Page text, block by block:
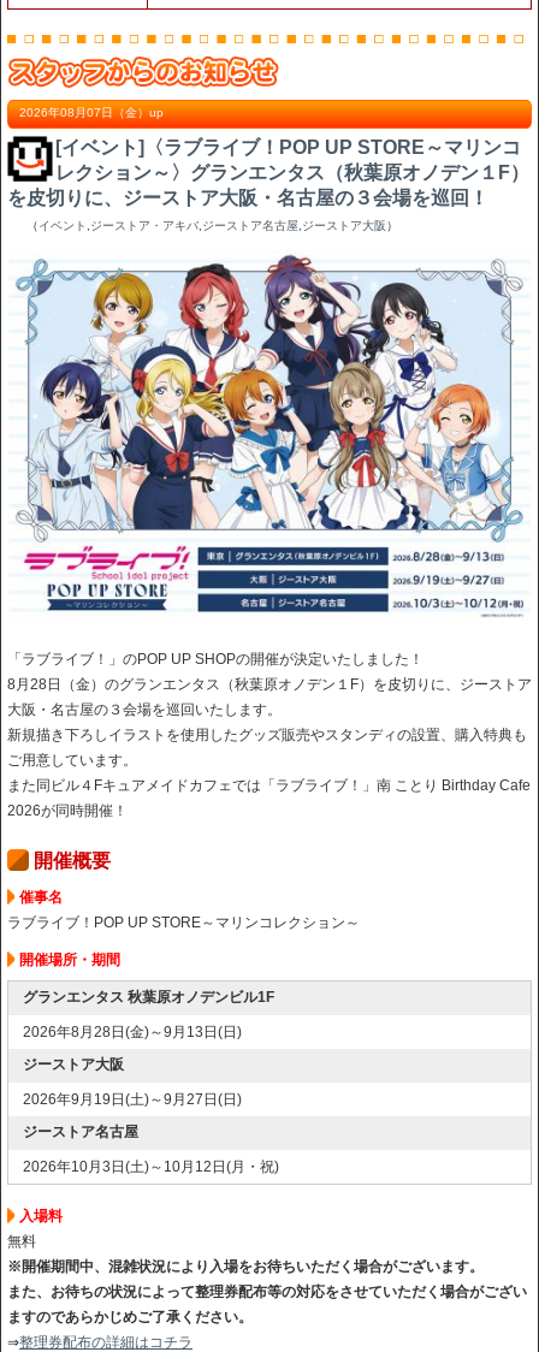
2026年08月07日（金）up
[イベント]〈ラブライブ！POP UP STORE～マリンコ
レクション～〉グランエンタス（秋葉原オノデン１F）
を皮切りに、ジーストア大阪・名古屋の３会場を巡回！
（イベント ジーストア・アキバ ジーストア名古屋 ジーストア大阪）
「ラブライブ！」のPOP UP SHOPの開催が決定いたしました！
8月28日（金）のグランエンタス（秋葉原オノデン１F）を皮切りに、ジーストア
大阪・名古屋の３会場を巡回いたします。
新規描き下ろしイラストを使用したグッズ販売やスタンディの設置、購入特典も
ご用意しています。
また同ビル４Fキュアメイドカフェでは「ラブライブ！」南 ことり Birthday Cafe
2026が同時開催！
開催概要
催事名
ラブライブ！POP UP STORE～マリンコレクション～
開催場所・期間
グランエンタス 秋葉原オノデンビル1F
2026年8月28日(金)～9月13日(日)
ジーストア大阪
2026年9月19日(土)～9月27日(日)
ジーストア名古屋
2026年10月3日(土)～10月12日(月・祝)
入場料
無料
※開催期間中、混雑状況により入場をお待ちいただく場合がございます。
また、お待ちの状況によって整理券配布等の対応をさせていただく場合がござい
ますのであらかじめご了承ください。
⇒整理券配布の詳細はコチラ